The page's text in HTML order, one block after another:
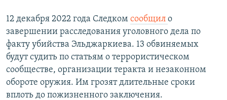
12 декабря 2022 года Следком сообщил о
завершении расследования уголовного дела по
факту убийства Эльджаркиева. 13 обвиняемых
будут судить по статьям о террористическом
сообществе, организации теракта и незаконном
обороте оружия. Им грозят длительные сроки
вплоть до пожизненного заключения.